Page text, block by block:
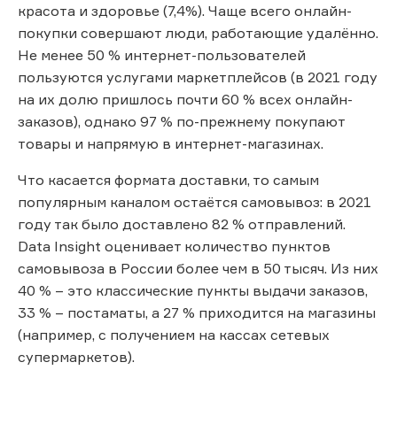
красота и здоровье (7,4%). Чаще всего онлайн-
покупки совершают люди, работающие удалённо.
Не менее 50 % интернет-пользователей
пользуются услугами маркетплейсов (в 2021 году
на их долю пришлось почти 60 % всех онлайн-
заказов), однако 97 % по-прежнему покупают
товары и напрямую в интернет-магазинах.
Что касается формата доставки, то самым
популярным каналом остаётся самовывоз: в 2021
году так было доставлено 82 % отправлений.
Data Insight оценивает количество пунктов
самовывоза в России более чем в 50 тысяч. Из них
40 % – это классические пункты выдачи заказов,
33 % – постаматы, а 27 % приходится на магазины
(например, с получением на кассах сетевых
супермаркетов).